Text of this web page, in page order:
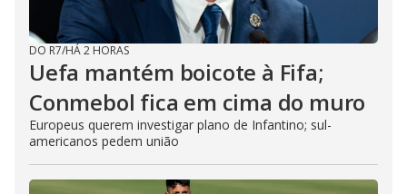
DO R7/HÁ 2 HORAS
Uefa mantém boicote à Fifa;
Conmebol fica em cima do muro
Europeus querem investigar plano de Infantino; sul-
americanos pedem união